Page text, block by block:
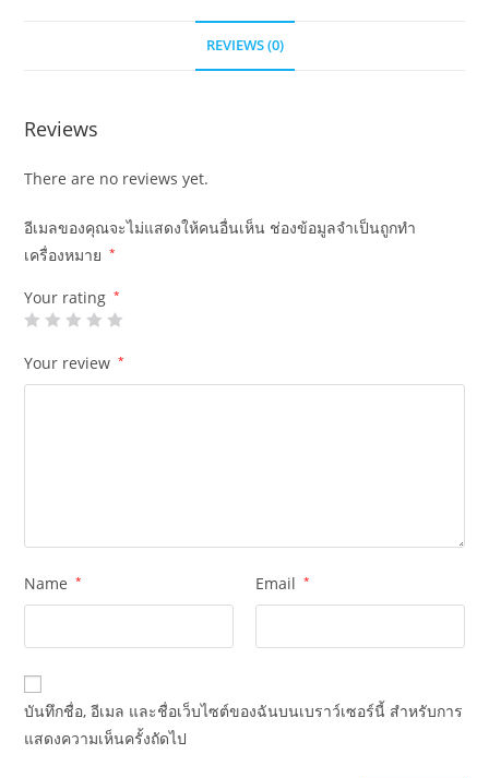
REVIEWS (0)
Reviews
There are no reviews yet.
อีเมลของคุณจะไม่แสดงให้คนอื่นเห็น ช่องข้อมูลจำเป็นถูกทำ
เครื่องหมาย
*
Your rating *
Your review *
Name * Email *
บันทึกชื่อ, อีเมล และชื่อเว็บไซต์ของฉันบนเบราว์เซอร์นี้ สำหรับการ
แสดงความเห็นครั้งถัดไป